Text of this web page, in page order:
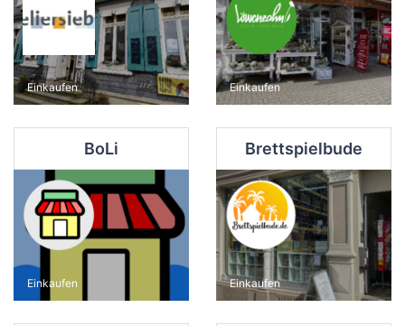
Einkaufen Einkaufen
BoLi
Einkaufen
Brettspielbude
Einkaufen